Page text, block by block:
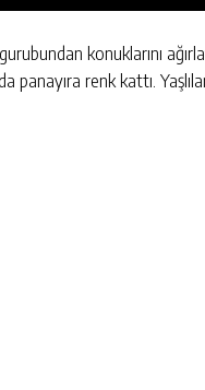
konuklarını
panayıra renk kattı.